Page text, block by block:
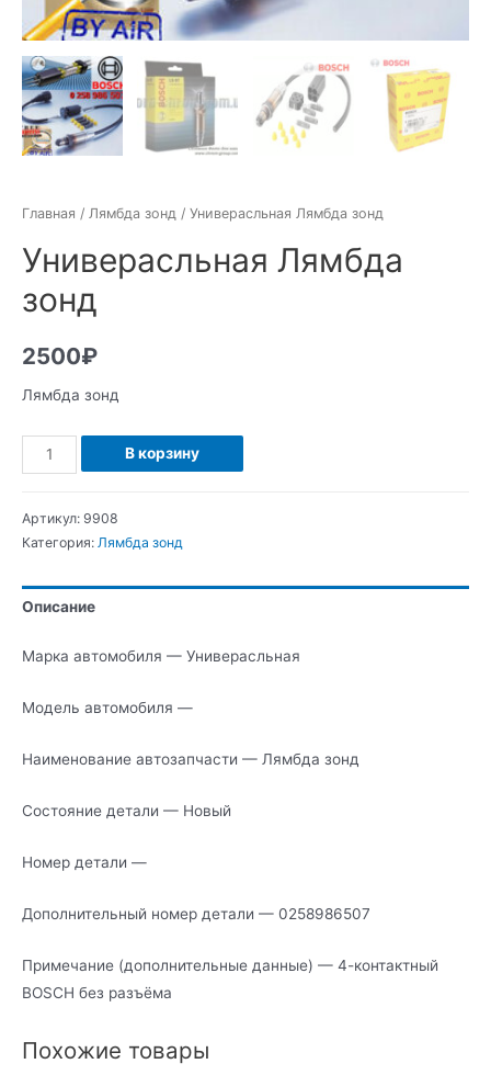
Главная / Лямбда зонд / Универасльная Лямбда зонд
Универасльная Лямбда
зонд
2500₽
Лямбда зонд
Количество
Универасльная
зонд
В корзину
Артикул: 9908
Категория: Лямбда зонд
Описание
Марка автомобиля — Универасльная
Модель автомобиля —
Наименование автозапчасти — Лямбда зонд
Состояние детали — Новый
Номер детали —
Дополнительный номер детали — 0258986507
Примечание (дополнительные данные) — 4-контактный
BOSCH без разъёма
Похожие товары